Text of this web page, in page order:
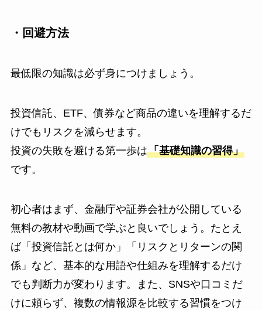
・回避方法
最低限の知識は必ず身につけましょう。
投資信託、ETF、債券など商品の違いを理解するだ
けでもリスクを減らせます。
投資の失敗を避ける第一歩は「基礎知識の習得」
です。
初心者はまず、金融庁や証券会社が公開している
無料の教材や動画で学ぶと良いでしょう。たとえ
ば「投資信託とは何か」「リスクとリターンの関
係」など、基本的な用語や仕組みを理解するだけ
でも判断力が変わります。また、SNSや口コミだ
けに頼らず、複数の情報源を比較する習慣をつけ